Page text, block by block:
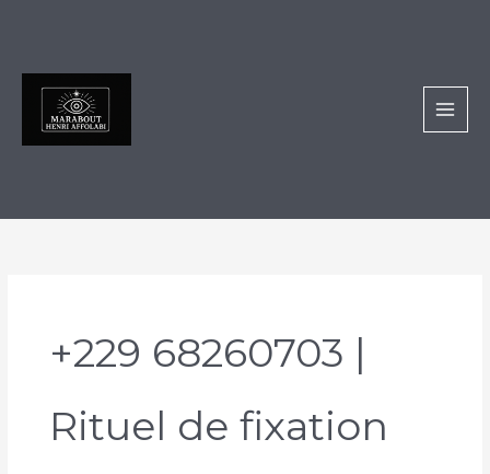
+229 68260703 |
Rituel de fixation